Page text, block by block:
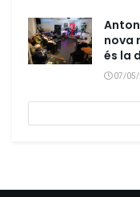
nova
és la
07/05/